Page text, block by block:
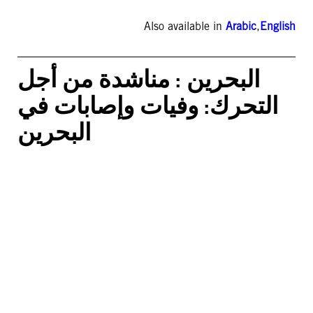
Also available in Arabic,English
البحرين : مناشدة من أجل
التحرك: وفيات وإصابات في
البحرين